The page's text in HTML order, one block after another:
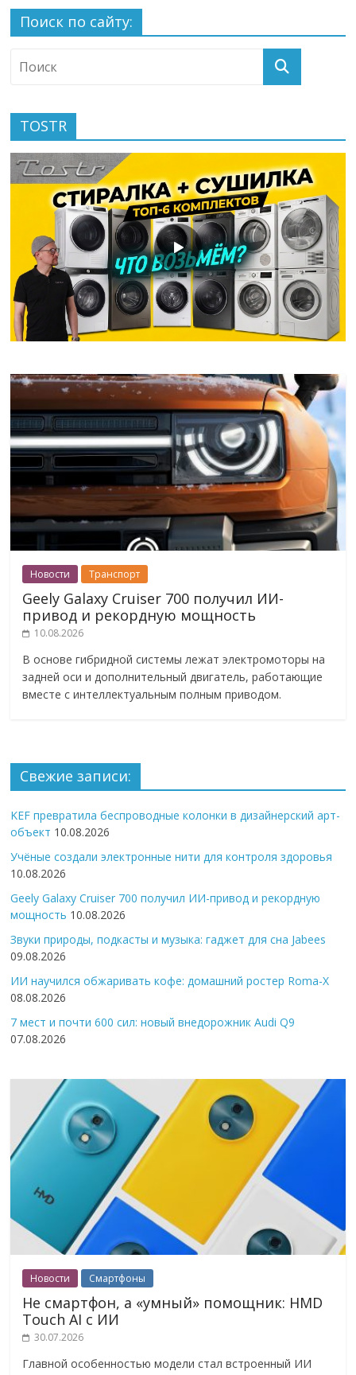
Поиск по сайту:
TOSTR
Новости Транспорт
Geely Galaxy Cruiser 700 получил ИИ-
привод и рекордную мощность
10.08.2026
В основе гибридной системы лежат электромоторы на
задней оси и дополнительный двигатель, работающие
вместе с интеллектуальным полным приводом.
Свежие записи:
KEF превратила беспроводные колонки в дизайнерский арт-
объект 10.08.2026
Учёные создали электронные нити для контроля здоровья
10.08.2026
Geely Galaxy Cruiser 700 получил ИИ-привод и рекордную
мощность 10.08.2026
Звуки природы, подкасты и музыка: гаджет для сна Jabees
09.08.2026
ИИ научился обжаривать кофе: домашний ростер Roma-X
08.08.2026
7 мест и почти 600 сил: новый внедорожник Audi Q9
07.08.2026
Новости Смартфоны
Не смартфон, а «умный» помощник: HMD
Touch AI с ИИ
30.07.2026
Главной особенностью модели стал встроенный ИИ